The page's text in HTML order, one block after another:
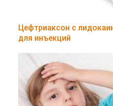
Цефтриаксон с
для инъекций